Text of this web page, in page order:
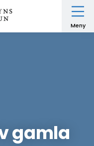
Meny
gamla